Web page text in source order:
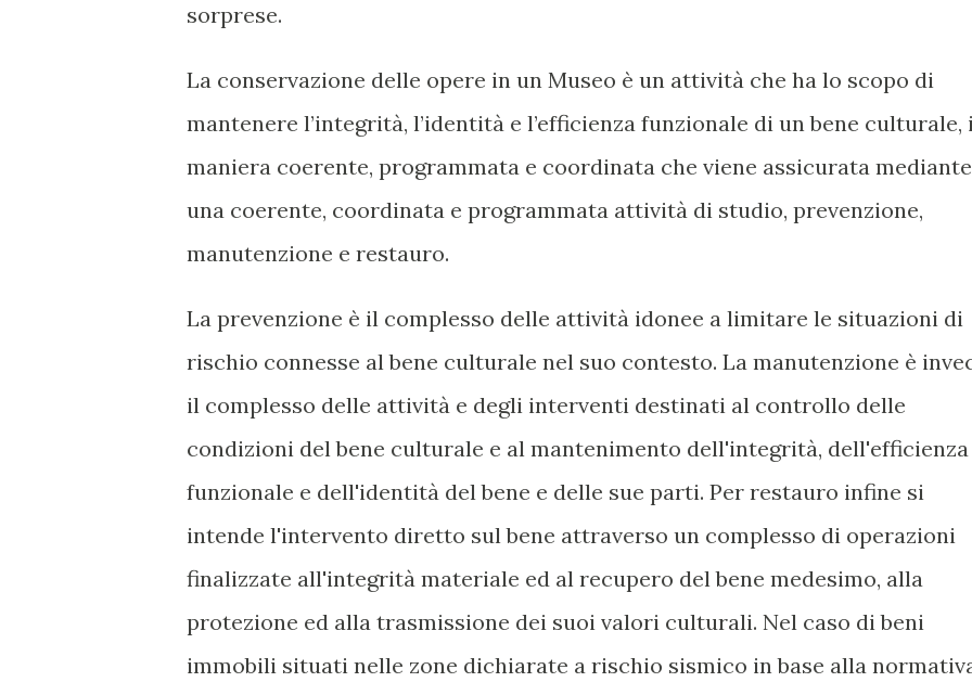
sorprese.
La conservazione delle opere in un Museo è un attività che ha lo scopo di
mantenere l’integrità, l’identità e l’efficienza funzionale di un bene culturale,
maniera coerente, programmata e coordinata che viene assicurata mediante
una coerente, coordinata e programmata attività di studio, prevenzione,
manutenzione e restauro.
La prevenzione è il complesso delle attività idonee a limitare le situazioni di
rischio connesse al bene culturale nel suo contesto. La manutenzione è
il complesso delle attività e degli interventi destinati al controllo delle
condizioni del bene culturale e al mantenimento dell'integrità, dell'efficienza
funzionale e dell'identità del bene e delle sue parti. Per restauro infine si
intende l'intervento diretto sul bene attraverso un complesso di operazioni
finalizzate all'integrità materiale ed al recupero del bene medesimo, alla
protezione ed alla trasmissione dei suoi valori culturali. Nel caso di beni
immobili situati nelle zone dichiarate a rischio sismico in base alla